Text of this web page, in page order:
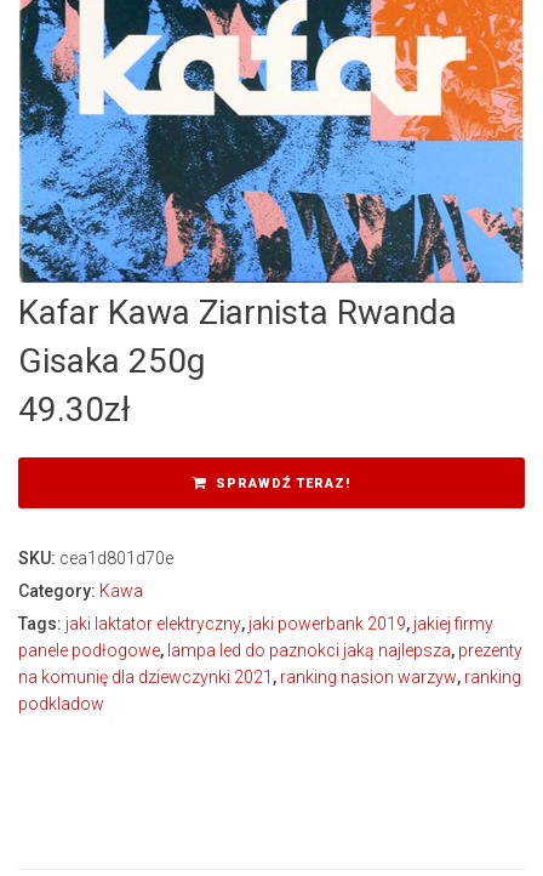
Kafar Kawa Ziarnista Rwanda
Gisaka 250g
49.30zł
SPRAWDŹ TERAZ!
SKU: cea1d801d70e
Category: Kawa
Tags: jaki laktator elektryczny, jaki powerbank 2019, jakiej firmy
panele podłogowe, lampa led do paznokci jaką najlepsza, prezenty
na komunię dla dziewczynki 2021 , ranking nasion warzyw, ranking
podkladow